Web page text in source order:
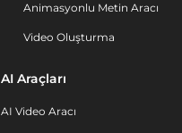
Animasyonlu Metin Aracı
Video Oluşturma
AI Araçları
AI Video Aracı